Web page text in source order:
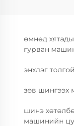
өмнөд
гурван
энхлэг
зөв шингээх
шинэ
машинийн